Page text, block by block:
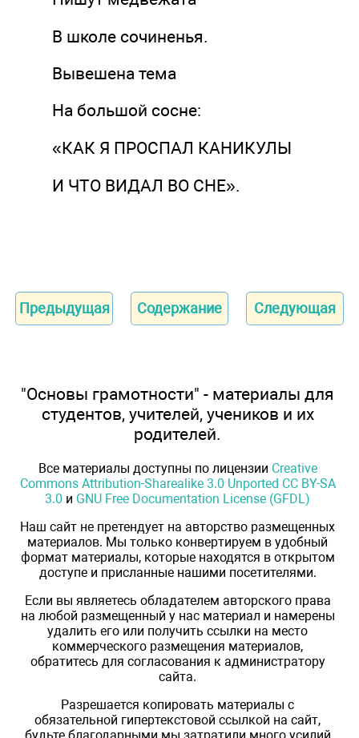
В школе сочиненья.
Вывешена тема
На большой сосне:
«КАК Я ПРОСПАЛ КАНИКУЛЫ
И ЧТО ВИДАЛ ВО СНЕ».
Предыдущая Содержание Следующая
"Основы грамотности" - материалы для
студентов, учителей, учеников и их
родителей.
Все материалы доступны по лицензии Creative
Commons Attribution-Sharealike 3.0 Unported CC BY-SA
3.0 и GNU Free Documentation License (GFDL)
Наш сайт не претендует на авторство размещенных
материалов. Мы только конвертируем в удобный
формат материалы, которые находятся в открытом
доступе и присланные нашими посетителями.
Если вы являетесь обладателем авторского права
на любой размещенный у нас материал и намерены
удалить его или получить ссылки на место
коммерческого размещения материалов,
обратитесь для согласования к администратору
сайта.
Разрешается копировать материалы с
обязательной гипертекстовой ссылкой на сайт,